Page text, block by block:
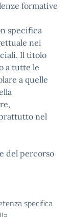
formative
specifica
nei
Il titolo
a tutte le
a quelle
nel
del percorso
specifica